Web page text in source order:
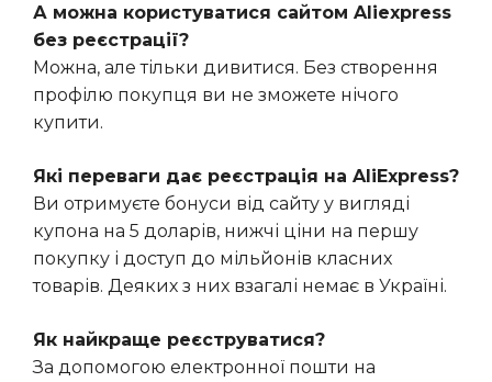
А можна користуватися сайтом Aliexpress
без реєстрації?
Можна, але тільки дивитися. Без створення
профілю покупця ви не зможете нічого
купити.
Які переваги дає реєстрація на AliExpress?
Ви отримуєте бонуси від сайту у вигляді
купона на 5 доларів, нижчі ціни на першу
покупку і доступ до мільйонів класних
товарів. Деяких з них взагалі немає в Україні.
Як найкраще реєструватися?
За допомогою електронної пошти на